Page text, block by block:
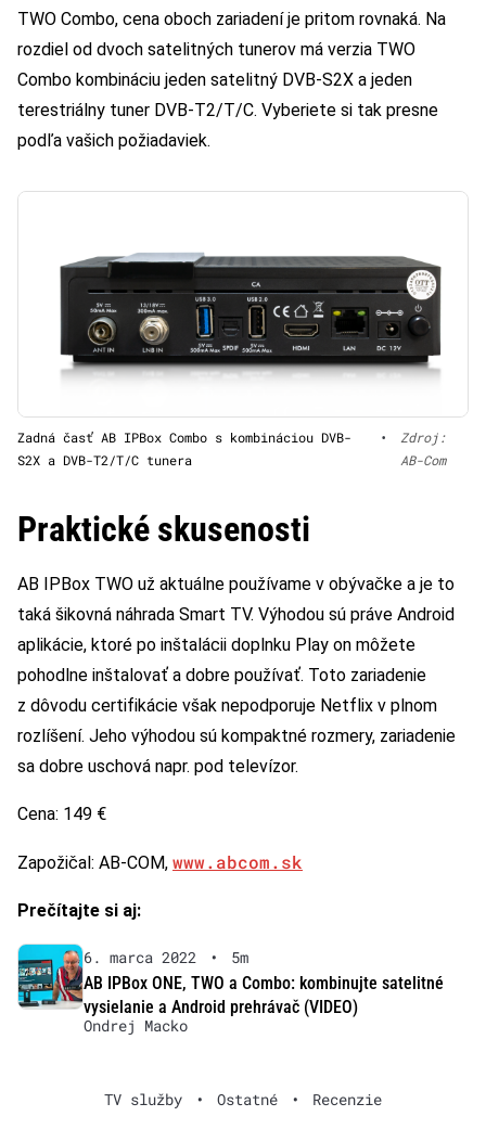
TWO Combo, cena oboch zariadení je pritom rovnaká. Na
rozdiel od dvoch satelitných tunerov má verzia TWO
Combo kombináciu jeden satelitný DVB-S2X a jeden
terestriálny tuner DVB-T2/T/C. Vyberiete si tak presne
podľa vašich požiadaviek.
Zadná časť AB IPBox Combo s kombináciou DVB-
S2X a DVB-T2/T/C tunera
•
Zdroj:
AB-Com
Praktické skusenosti
AB IPBox TWO už aktuálne používame v obývačke a je to
taká šikovná náhrada Smart TV. Výhodou sú práve Android
aplikácie, ktoré po inštalácii doplnku Play on môžete
pohodlne inštalovať a dobre používať. Toto zariadenie
z dôvodu certifikácie však nepodporuje Netflix v plnom
rozlíšení. Jeho výhodou sú kompaktné rozmery, zariadenie
sa dobre uschová napr. pod televízor.
Cena: 149 €
Zapožičal: AB-COM, www.abcom.sk
Prečítajte si aj:
6. marca 2022 •
5m
AB IPBox ONE, TWO a Combo: kombinujte satelitné
vysielanie a Android prehrávač (VIDEO)
Ondrej Macko
TV služby • Ostatné • Recenzie